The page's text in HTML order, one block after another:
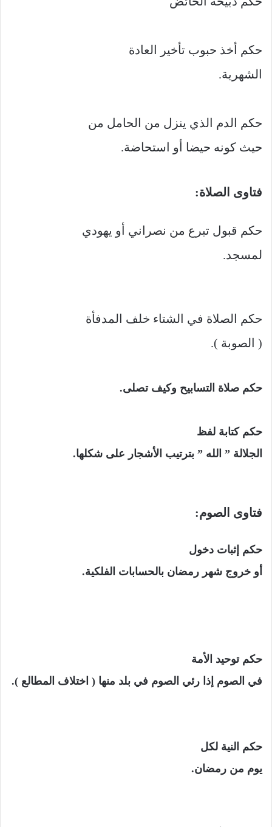
حكم أخذ حبوب تأخير العادة
الشهرية.
حكم الدم الذي ينزل من الحامل من
حيث كونه حيضا أو استحاضة.
فتاوى الصلاة:
حكم قبول تبرع من نصراني أو يهودي
لمسجد.
حكم الصلاة في الشتاء خلف المدفأة
( الصوبة ).
حكم صلاة التسابيح وكيف تصلى.
حكم كتابة لفظ
الجلالة ” الله ” بترتيب الأشجار على شكلها.
فتاوى الصوم:
حكم إثبات دخول
أو خروج شهر رمضان بالحسابات الفلكية.
حكم توحيد الأمة
في الصوم إذا رئي الصوم في بلد منها ( اختلاف المطالع ).
حكم النية لكل
يوم من رمضان.